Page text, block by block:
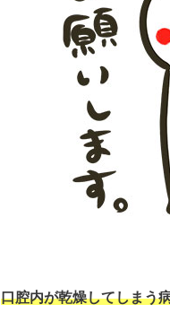
口腔内が乾燥してしまう